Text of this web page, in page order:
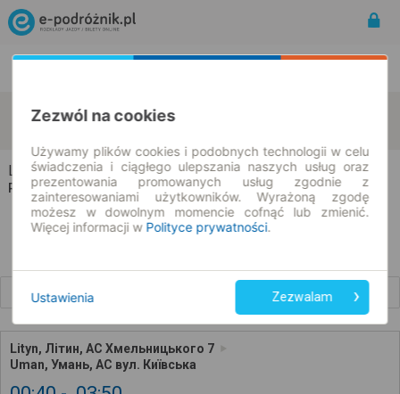
Lityn Uman
Lityn → Uman
Rozkład jazdy i bilety
Lityn, Літин, АС Хмельницького 7
Uman, Умань, АС вул. Київська
Zezwól na cookies
Używamy plików cookies i podobnych technologii w celu
świadczenia i ciągłego ulepszania naszych usług oraz
prezentowania promowanych usług zgodnie z
zainteresowaniami użytkowników. Wyrażoną zgodę
możesz w dowolnym momencie cofnąć lub zmienić.
Więcej informacji w Polityce prywatności.
Ustawienia Zezwalam